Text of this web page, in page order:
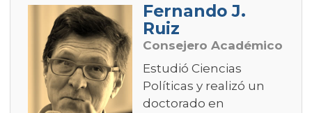
Fernando J.
Ruiz
Consejero Académico
Estudió Ciencias
Políticas y realizó un
doctorado en